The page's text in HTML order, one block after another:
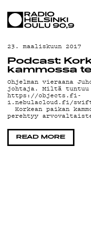
OHJELMAT
TEKIJÄT
ON-
PODCAST
MAINOSTA
23. maaliskuun 2017
Podcast:
kammossa
Ohjelman vieraana
johtaja. Miltä
https://objects.fi-
1.nebulacloud.fi/swift/
Korkean paikan
perehtyy
READ MORE